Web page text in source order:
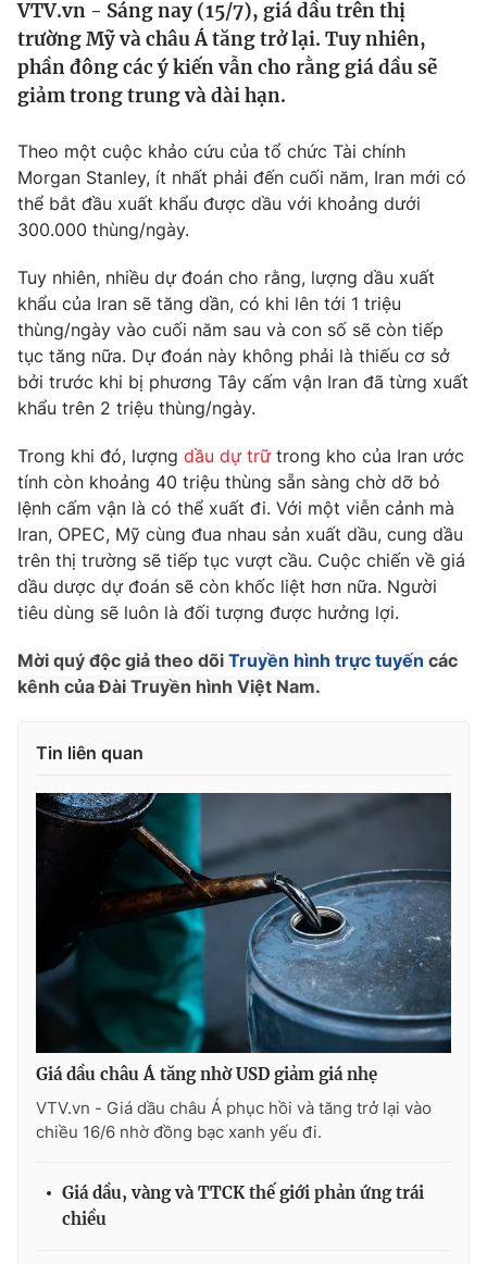
Thế giới
Tin tức
Thế giới đó đây
Câu chuyện quốc tế
Tài chính
Thị trường
Dữ liệu và đời sống
Phim VTV
Hậu trường
Nhân vật
Giải sao mai
Giải trí
Điện ảnh
Âm nhạc
Sao
Đời sống
Du lịch
Làm đẹp
Chất lượng cuộc sống
Tuyển sinh
Học trực tuyến
Công nghệ
Hitech Công nghệ tương lai
Sản phẩm
Tư vấn
Giao lưu trực tuyến
Lịch phát sóng
Emagazine
Photo Infographic
Shorts video
VTV Money VTV Thể thao
VTV Sức khoẻ Bất động sản
Thị trường 24h Tấm lòng Việt
VTV4 Vươn mình bằng AI
VTV9 VTV8
VTV.vn - Sáng nay (15/7), giá dầu trên thị
trường Mỹ và châu Á tăng trở lại. Tuy nhiên,
phần đông các ý kiến vẫn cho rằng giá dầu sẽ
giảm trong trung và dài hạn.
Theo một cuộc khảo cứu của tổ chức Tài chính
Morgan Stanley, ít nhất phải đến cuối năm, Iran mới có
thể bắt đầu xuất khẩu được dầu với khoảng dưới
300.000 thùng/ngày.
Tuy nhiên, nhiều dự đoán cho rằng, lượng dầu xuất
khẩu của Iran sẽ tăng dần, có khi lên tới 1 triệu
thùng/ngày vào cuối năm sau và con số sẽ còn tiếp
tục tăng nữa. Dự đoán này không phải là thiếu cơ sở
bởi trước khi bị phương Tây cấm vận Iran đã từng xuất
khẩu trên 2 triệu thùng/ngày.
Trong khi đó, lượng dầu dự trữtrong kho của Iran ước
tính còn khoảng 40 triệu thùng sẵn sàng chờ dỡ bỏ
lệnh cấm vận là có thể xuất đi. Với một viễn cảnh mà
Iran, OPEC, Mỹ cùng đua nhau sản xuất dầu, cung dầu
trên thị trường sẽ tiếp tục vượt cầu. Cuộc chiến về giá
dầu dược dự đoán sẽ còn khốc liệt hơn nữa. Người
tiêu dùng sẽ luôn là đối tượng được hưởng lợi.
Mời quý độc giả theo dõi Truyền hình trực tuyến các
kênh của Đài Truyền hình Việt Nam.
Tin liên quan
Giá dầu châu Á tăng nhờ USD giảm giá nhẹ
VTV.vn - Giá dầu châu Á phục hồi và tăng trở lại vào
chiều 16/6 nhờ đồng bạc xanh yếu đi.
Giá dầu, vàng và TTCK thế giới phản ứng trái
chiều